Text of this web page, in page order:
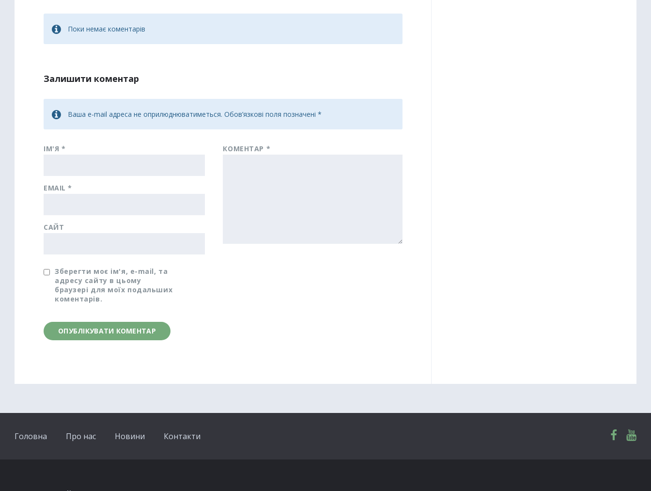
Поки немає коментарів
Залишити коментар
Ваша e-mail адреса не оприлюднюватиметься. Обов’язкові поля позначені *
КОМЕНТАР *
ІМ'Я *
EMAIL*
САЙТ
Зберегти моє ім'я, e-mail, та
адресу сайту в цьому
браузері для моїх подальших
коментарів.
Головна Про нас Новини Контакти